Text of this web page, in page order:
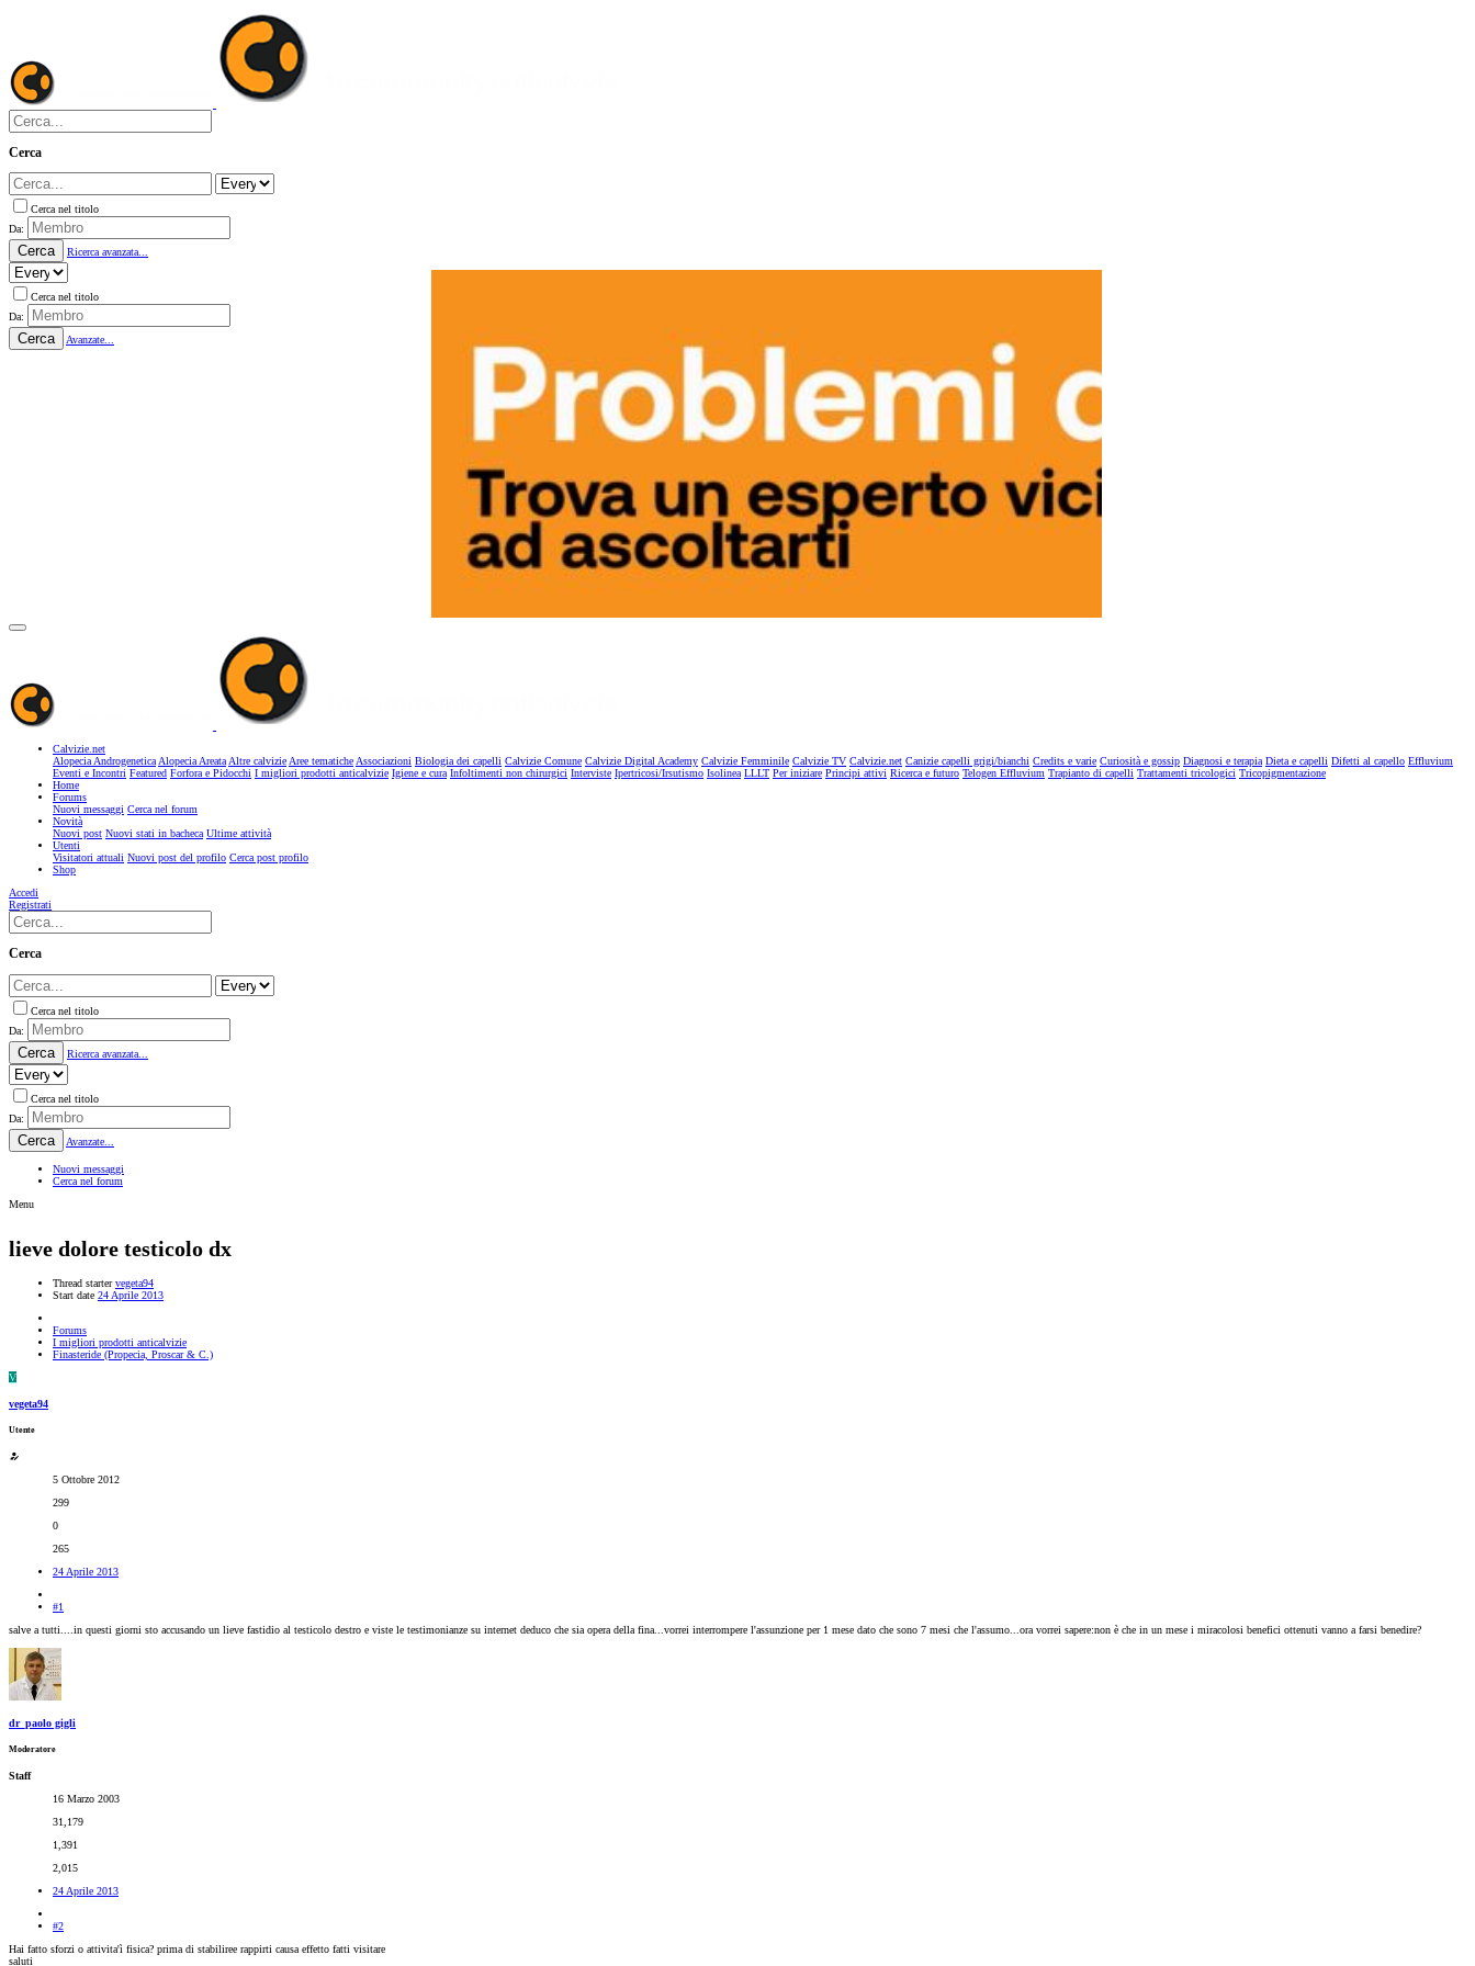
Cerca
Cerca nel titolo
Da:
Cerca Ricerca avanzata...
Cerca nel titolo
Da:
Cerca Avanzate...
Calvizie.net
Alopecia AndrogeneticaAlopecia AreataAltre calvizieAree tematicheAssociazioni Biologia dei capelli Calvizie Comune Calvizie Digital Academy Calvizie Femminile Calvizie TV Calvizie.net Canizie capelli grigi/bianchi Credits e varie Curiosità e gossip Diagnosi e terapia Dieta e capelli Difetti al capello Effluvium
Eventi e Incontri Featured Forfora e Pidocchi I migliori prodotti anticalvizie Igiene e cura Infoltimenti non chirurgici Interviste Ipertricosi/Irsutismo Isolinea LLLT Per iniziare Principi attivi Ricerca e futuro Telogen Effluvium Trapianto di capelli Trattamenti tricologici Tricopigmentazione
Home
Forums
Nuovi messaggi Cerca nel forum
Novità
Nuovi post Nuovi stati in bacheca Ultime attività
Utenti
Visitatori attuali Nuovi post del profilo Cerca post profilo
Shop
Accedi
Registrati
Cerca
Cerca nel titolo
Da:
Cerca Ricerca avanzata...
Cerca nel titolo
Da:
Cerca Avanzate...
Nuovi messaggi
Cerca nel forum
Menu
lieve dolore testicolo dx
Thread starter vegeta94
Start date 24 Aprile 2013
Forums
I migliori prodotti anticalvizie
Finasteride (Propecia, Proscar & C.)
V
vegeta94
Utente
5 Ottobre 2012
299
0
265
24 Aprile 2013
#1
salve a tutti....in questi giorni sto accusando un lieve fastidio al testicolo destro e viste le testimonianze su internet deduco che sia opera della fina...vorrei interrompere l'assunzione per 1 mese dato che sono 7 mesi che l'assumo...ora vorrei sapere:non è che in un mese i miracolosi benefici ottenuti vanno a farsi benedire?
dr_paolo gigli
Moderatore
Staff
16 Marzo 2003
31,179
1,391
2,015
24 Aprile 2013
#2
Hai fatto sforzi o attivita'ì fisica? prima di stabiliree rappirti causa effetto fatti visitare
saluti